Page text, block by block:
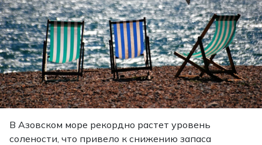
В Азовском море рекордно растет уровень
солености, что привело к снижению запаса